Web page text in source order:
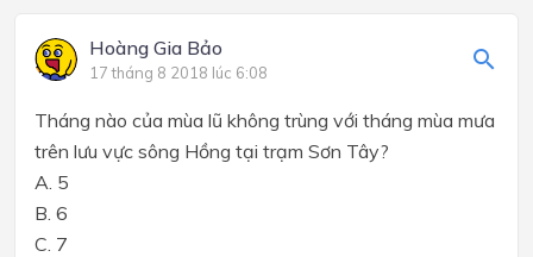
Hoàng Gia Bảo
17 tháng 8 2018 lúc 6:08
Tháng nào của mùa lũ không trùng với tháng mùa mưa
trên lưu vực sông Hồng tại trạm Sơn Tây?
A. 5
B. 6
C. 7